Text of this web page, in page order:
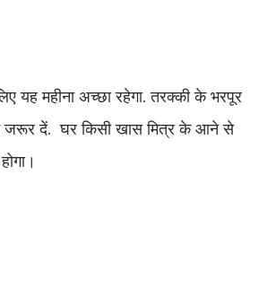
यह महीना अच्छा रहेगा. तरक्की के भरपूर
जरूर दें. घर किसी खास मित्र के आने से